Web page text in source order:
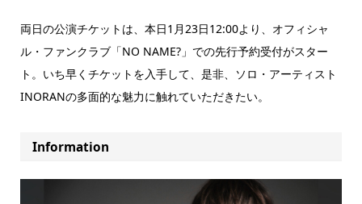
両日の公演チケットは、本日1月23日12:00より、オフィシャ
ル・ファンクラブ「NO NAME?」での先行予約受付がスター
ト。いち早くチケットを入手して、是非、ソロ・アーティスト
INORANの多面的な魅力に触れていただきたい。
Information